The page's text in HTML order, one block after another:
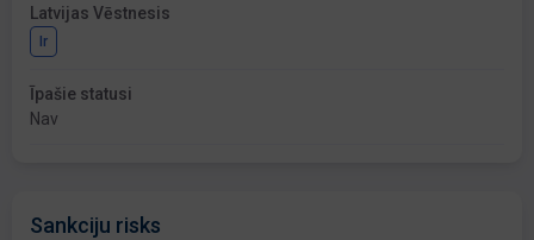
Latvijas Vēstnesis
Ir
Īpašie statusi
Nav
Sankciju risks